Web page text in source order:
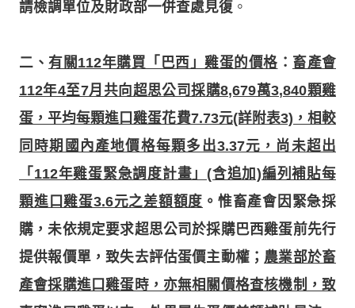
請檢調單位及財政部一併查處見復 。
二、 有關112年購買「巴西」雞蛋的價格 ： 畜產會
112年4至7月共向超思公司採購8,679萬3,840顆雞
蛋，平均每顆進口雞蛋花費7.73元(詳附表3)，相較
同時期國內產地價格每顆多出3.37元，尚未超出
「112年雞蛋緊急調度計畫」(含追加)編列補貼每
顆進口雞蛋3.6元之差額額度 。惟畜產會因緊急採
購，未依規定要求超思公司於採購巴西雞蛋前先行
提供報價單，致失去評估蛋價主動權； 農業部於畜
產會採購進口雞蛋時，亦無相關價格查核機制，致